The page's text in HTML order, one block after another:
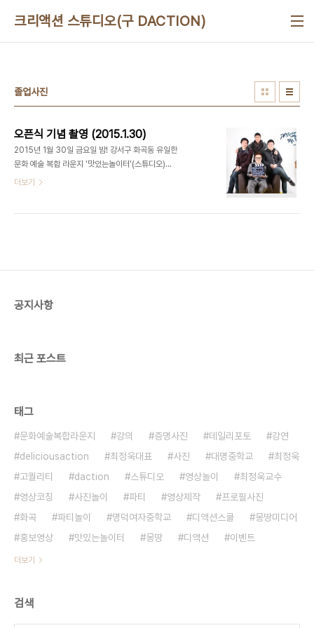
크리액션 스튜디오(구 DACTION)
졸업사진
오픈식 기념 촬영 (2015.1.30)
2015년 1월 30일 금요일 밤! 강서구 화곡동 유일한
문화 예술 복합 라운지 '맛있는놀이터'(스튜디오)가
오픈식을 무사히 마쳤습니다. 오픈식 기념 프로필사
더보기
공지사항
최근 포스트
태그
문화예술복합라운지 강의 증명사진 데일리포토
강연
deliciousaction
최정욱대표 사진 대명중학교
최정욱
고퀄리티
daction 스튜디오 영상놀이
최정욱교수
영상코칭
사진놀이 파티 영상제작
프로필사진
화곡
파티놀이 명덕여자중학교 디액션스쿨
몽땅미디어
홍보영상
맛있는놀이터 몽땅 디액션 이벤트
더보기
검색